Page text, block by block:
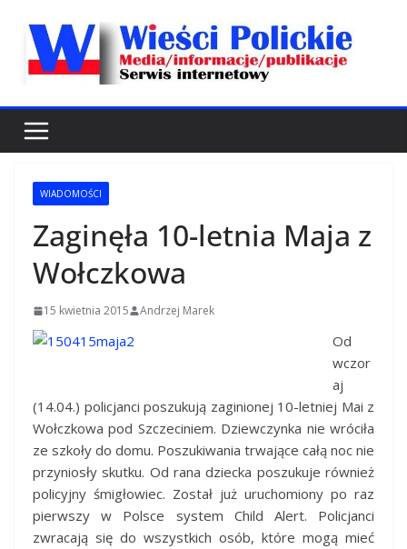
WIADOMOŚCI
Zaginęła 10-letnia Maja z
Wołczkowa
15 kwietnia 2015 Andrzej Marek
Od
wczor
aj
(14.04.) policjanci poszukują zaginionej 10-letniej Mai z
Wołczkowa pod Szczeciniem. Dziewczynka nie wróciła
ze szkoły do domu. Poszukiwania trwające całą noc nie
przyniosły skutku. Od rana dziecka poszukuje również
policyjny śmigłowiec. Został już uruchomiony po raz
pierwszy w Polsce system Child Alert. Policjanci
zwracają się do wszystkich osób, które mogą mieć